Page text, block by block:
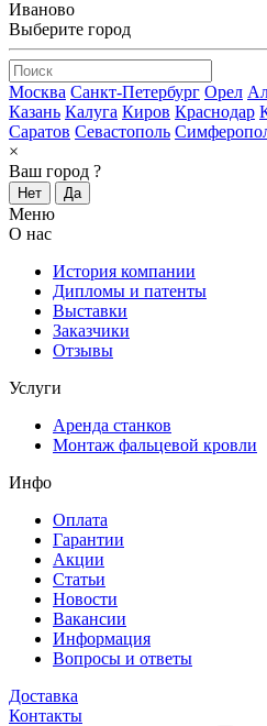
Иваново
Выберите город
Москва Санкт-Петербург Орел
Казань Калуга Киров Краснодар
Саратов Севастополь
×
Ваш город ?
Нет Да
Меню
О нас
История компании
Дипломы и патенты
Выставки
Заказчики
Отзывы
Услуги
Аренда станков
Монтаж фальцевой кровли
Инфо
Оплата
Гарантии
Акции
Статьи
Новости
Вакансии
Информация
Вопросы и ответы
Доставка
Контакты